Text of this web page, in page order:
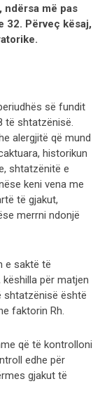
më pas
32. Përveç kësaj,
së fundit
të shtatzënisë.
alergjitë që mund
historikun
shtatzënitë e
keni vena me
të gjakut,
merrni ndonjë
e saktë të
për matjen
shtatzënisë është
faktorin Rh.
që të kontrolloni
edhe për
gjakut të